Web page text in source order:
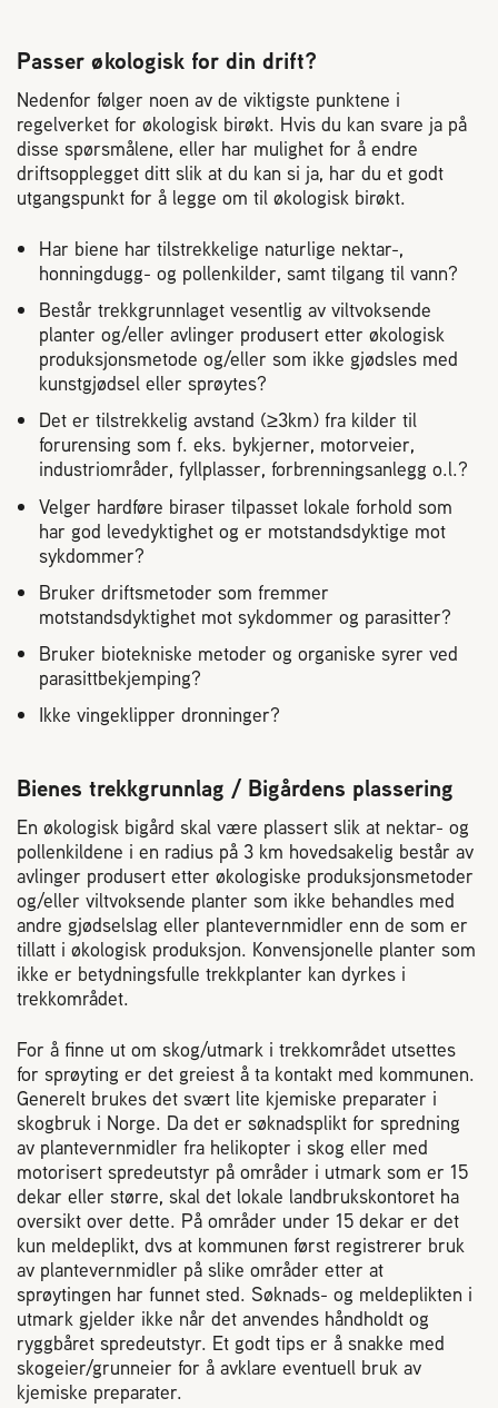
Passer økologisk for din drift?
Nedenfor følger noen av de viktigste punktene i
regelverket for økologisk birøkt. Hvis du kan svare ja på
disse spørsmålene, eller har mulighet for å endre
driftsopplegget ditt slik at du kan si ja, har du et godt
utgangspunkt for å legge om til økologisk birøkt.
Har biene har tilstrekkelige naturlige nektar-,
honningdugg- og pollenkilder, samt tilgang til vann?
Består trekkgrunnlaget vesentlig av viltvoksende
planter og/eller avlinger produsert etter økologisk
produksjonsmetode og/eller som ikke gjødsles med
kunstgjødsel eller sprøytes?
Det er tilstrekkelig avstand (≥3km) fra kilder til
forurensing som f. eks. bykjerner, motorveier,
industriområder, fyllplasser, forbrenningsanlegg o.l.?
Velger hardføre biraser tilpasset lokale forhold som
har god levedyktighet og er motstandsdyktige mot
sykdommer?
Bruker driftsmetoder som fremmer
motstandsdyktighet mot sykdommer og parasitter?
Bruker biotekniske metoder og organiske syrer ved
parasittbekjemping?
Ikke vingeklipper dronninger?
Bienes trekkgrunnlag / Bigårdens plassering
En økologisk bigård skal være plassert slik at nektar- og
pollenkildene i en radius på 3 km hovedsakelig består av
avlinger produsert etter økologiske produksjonsmetoder
og/eller viltvoksende planter som ikke behandles med
andre gjødselslag eller plantevernmidler enn de som er
tillatt i økologisk produksjon. Konvensjonelle planter som
ikke er betydningsfulle trekkplanter kan dyrkes i
trekkområdet.
For å finne ut om skog/utmark i trekkområdet utsettes
for sprøyting er det greiest å ta kontakt med kommunen.
Generelt brukes det svært lite kjemiske preparater i
skogbruk i Norge. Da det er søknadsplikt for spredning
av plantevernmidler fra helikopter i skog eller med
motorisert spredeutstyr på områder i utmark som er 15
dekar eller større, skal det lokale landbrukskontoret ha
oversikt over dette. På områder under 15 dekar er det
kun meldeplikt, dvs at kommunen først registrerer bruk
av plantevernmidler på slike områder etter at
sprøytingen har funnet sted. Søknads- og meldeplikten i
utmark gjelder ikke når det anvendes håndholdt og
ryggbåret spredeutstyr. Et godt tips er å snakke med
skogeier/grunneier for å avklare eventuell bruk av
kjemiske preparater.